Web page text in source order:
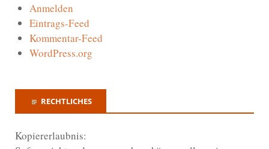
Anmelden
Eintrags-Feed
Kommentar-Feed
WordPress.org
RECHTLICHES
Kopiererlaubnis: